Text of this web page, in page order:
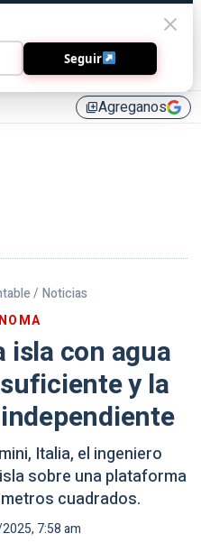
library_addAgreganos
/ Noticias
isla con agua
y la
Italia, el ingeniero
sobre una plataforma
cuadrados.
7:58 am
Seguir